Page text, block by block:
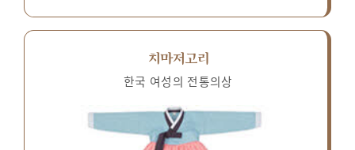
치마저고리
한국 여성의 전통의상